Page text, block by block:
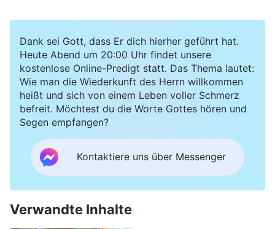
Dank sei Gott, dass Er dich hierher geführt hat.
Heute Abend um 20:00 Uhr findet unsere
kostenlose Online-Predigt statt. Das Thema lautet:
Wie man die Wiederkunft des Herrn willkommen
heißt und sich von einem Leben voller Schmerz
befreit. Möchtest du die Worte Gottes hören und
Segen empfangen?
Kontaktiere uns über Messenger
Verwandte Inhalte